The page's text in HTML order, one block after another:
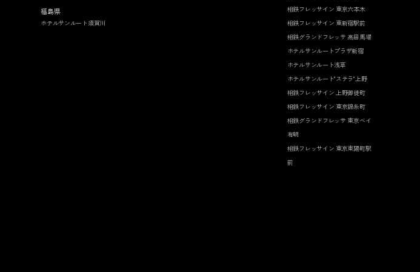
福島県
ホテルサンルート須賀川
相鉄フレッサイン 東京六本木
相鉄フレッサイン 東新宿駅前
相鉄グランドフレッサ 高田馬場
ホテルサンルートプラザ新宿
ホテルサンルート浅草
ホテルサンルート"ステラ"上野
相鉄フレッサイン 上野御徒町
相鉄フレッサイン 東京錦糸町
相鉄グランドフレッサ 東京ベイ
有明
相鉄フレッサイン 東京東陽町駅
前